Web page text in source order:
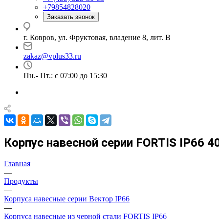
+79854828020
Заказать звонок
г. Ковров, ул. Фруктовая, владение 8, лит. В
zakaz@vplus33.ru
Пн.- Пт.: с 07:00 до 15:30
Корпус навесной серии FORTIS IP66
Главная
—
Продукты
—
Корпуса навесные серии Вектор IP66
—
Корпуса навесные из черной стали FORTIS IP66